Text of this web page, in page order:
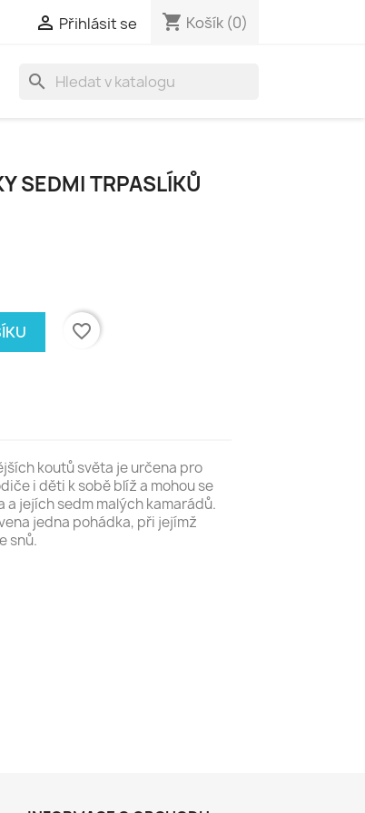
 Přihlásit se shopping_cart Košík (0)
search
SEDMI TRPASLÍKŮ
favorite_border
koutů světa je určena pro
i děti k sobě blíž a mohou se
a jejích sedm malých kamarádů.
jedna pohádka, při jejímž
snů.